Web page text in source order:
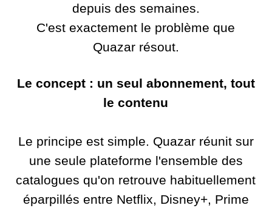
depuis des semaines.
C'est exactement le problème que
Quazar résout.
Le concept : un seul abonnement, tout
le contenu
Le principe est simple. Quazar réunit sur
une seule plateforme l'ensemble des
catalogues qu'on retrouve habituellement
éparpillés entre Netflix, Disney+, Prime